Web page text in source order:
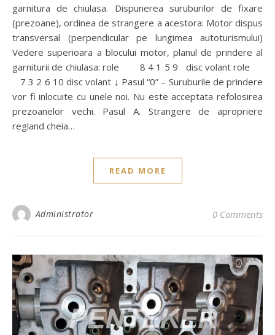
garnitura de chiulasa. Dispunerea suruburilor de fixare
(prezoane), ordinea de strangere a acestora: Motor dispus
transversal (perpendicular pe lungimea autoturismului)
Vedere superioara a blocului motor, planul de prindere al
garniturii de chiulasa: role 8 4 1 5 9 disc volant role
7 3 2 6 10 disc volant ↓ Pasul “0” – Suruburile de prindere
vor fi inlocuite cu unele noi. Nu este acceptata refolosirea
prezoanelor vechi. Pasul A. Strangere de apropriere
regland cheia…
READ MORE
Administrator 0 Comments